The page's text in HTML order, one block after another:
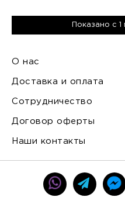
Показано с
О нас
Доставка и оплата
Сотрудничество
Договор оферты
Наши контакты